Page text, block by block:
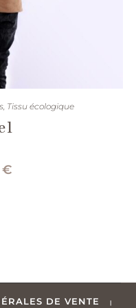
, Tissu écologique
€
DE VENTE